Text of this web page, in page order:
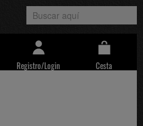
Registro/Login Cesta